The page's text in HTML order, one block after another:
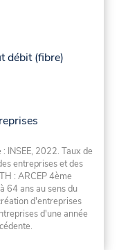
débit (fibre)
INSEE, 2022. Taux de
entreprises et des
: ARCEP 4ème
64 ans au sens du
d'entreprises
d'une année